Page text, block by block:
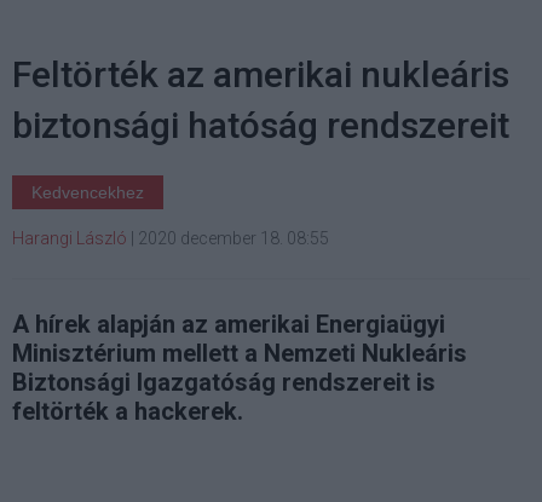
Feltörték az amerikai nukleáris
biztonsági hatóság rendszereit
Kedvencekhez
Harangi László 2020 december 18. 08:55
A hírek alapján az amerikai Energiaügyi
Minisztérium mellett a Nemzeti Nukleáris
Biztonsági Igazgatóság rendszereit is
feltörték a hackerek.